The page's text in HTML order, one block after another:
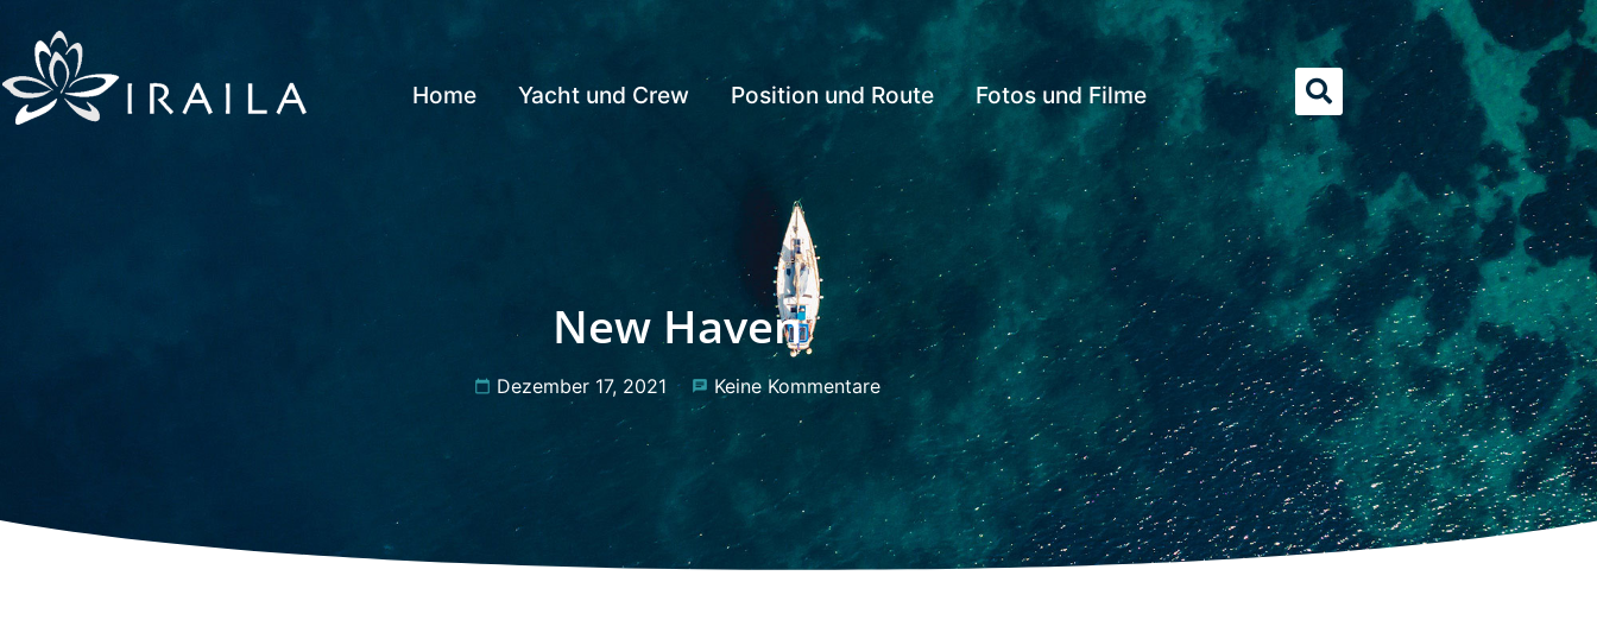
Home Yacht und Crew Position und Route Fotos und Filme
New Haven
Dezember 17, 2021 Keine Kommentare